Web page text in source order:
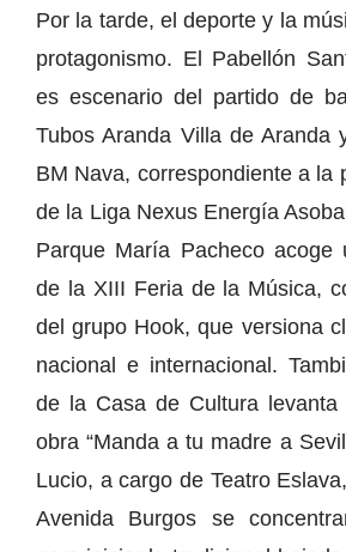
Por la tarde, el deporte y la
protagonismo. El Pabellón
es escenario del partido de
Tubos Aranda Villa de Aranda
BM Nava, correspondiente a la
de la Liga Nexus Energía
Parque María Pacheco acoge
de la XIII Feria de la Música,
del grupo Hook, que versiona
nacional e internacional.
de la Casa de Cultura
obra “Manda a tu madre a
Lucio, a cargo de Teatro
Avenida Burgos se